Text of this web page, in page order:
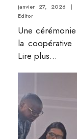
janvier 27, 2026 |
Editor
Une
la coopérative
Lire plus...